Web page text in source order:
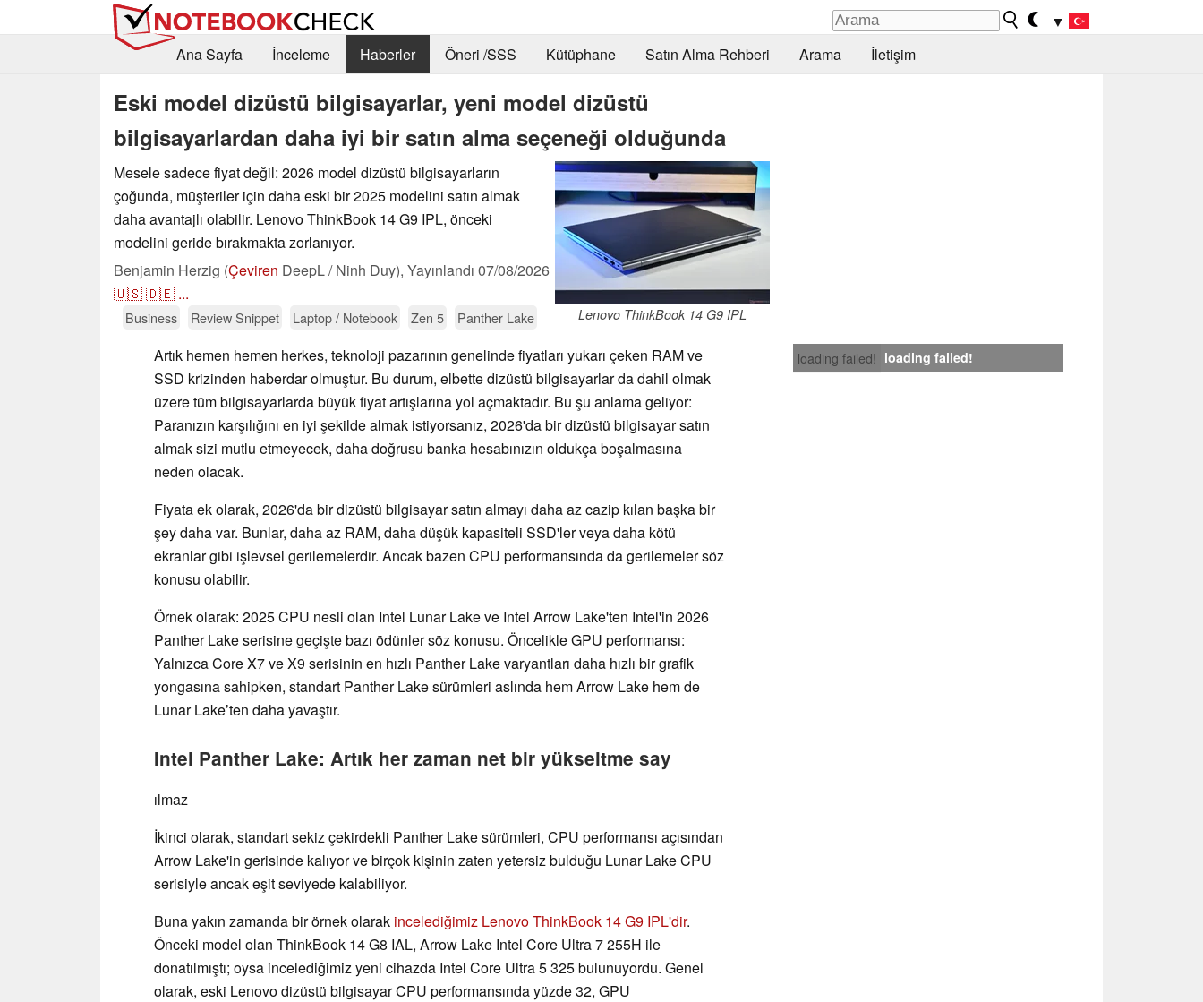
▼
Ana Sayfa
İnceleme Haberler Öneri /SSS Kütüphane Satın Alma Rehberi Arama İletişim
Eski model dizüstü bilgisayarlar, yeni model dizüstü
bilgisayarlardan daha iyi bir satın alma seçeneği olduğunda
Lenovo ThinkBook 14 G9 IPL
Mesele sadece fiyat değil: 2026 model dizüstü bilgisayarların
çoğunda, müşteriler için daha eski bir 2025 modelini satın almak
daha avantajlı olabilir. Lenovo ThinkBook 14 G9 IPL, önceki
modelini geride bırakmakta zorlanıyor.
Benjamin Herzig (Çeviren DeepL / Ninh Duy), Yayınlandı 07/08/2026
🇺🇸🇩🇪 ...
Business Review Snippet Laptop / Notebook Zen 5 Panther Lake
loading failed! loading failed!
Artık hemen hemen herkes, teknoloji pazarının genelinde fiyatları yukarı çeken RAM ve
SSD krizinden haberdar olmuştur. Bu durum, elbette dizüstü bilgisayarlar da dahil olmak
üzere tüm bilgisayarlarda büyük fiyat artışlarına yol açmaktadır. Bu şu anlama geliyor:
Paranızın karşılığını en iyi şekilde almak istiyorsanız, 2026'da bir dizüstü bilgisayar satın
almak sizi mutlu etmeyecek, daha doğrusu banka hesabınızın oldukça boşalmasına
neden olacak.
Fiyata ek olarak, 2026'da bir dizüstü bilgisayar satın almayı daha az cazip kılan başka bir
şey daha var. Bunlar, daha az RAM, daha düşük kapasiteli SSD'ler veya daha kötü
ekranlar gibi işlevsel gerilemelerdir. Ancak bazen CPU performansında da gerilemeler söz
konusu olabilir.
Örnek olarak: 2025 CPU nesli olan Intel Lunar Lake ve Intel Arrow Lake'ten Intel'in 2026
Panther Lake serisine geçişte bazı ödünler söz konusu. Öncelikle GPU performansı:
Yalnızca Core X7 ve X9 serisinin en hızlı Panther Lake varyantları daha hızlı bir grafik
yongasına sahipken, standart Panther Lake sürümleri aslında hem Arrow Lake hem de
Lunar Lake’ten daha yavaştır.
Intel Panther Lake: Artık her zaman net bir yükseltme say
ılmaz
İkinci olarak, standart sekiz çekirdekli Panther Lake sürümleri, CPU performansı açısından
Arrow Lake'in gerisinde kalıyor ve birçok kişinin zaten yetersiz bulduğu Lunar Lake CPU
serisiyle ancak eşit seviyede kalabiliyor.
Buna yakın zamanda bir örnek olarak incelediğimiz Lenovo ThinkBook 14 G9 IPL'dir.
Önceki model olan ThinkBook 14 G8 IAL, Arrow Lake Intel Core Ultra 7 255H ile
donatılmıştı; oysa incelediğimiz yeni cihazda Intel Core Ultra 5 325 bulunuyordu. Genel
olarak, eski Lenovo dizüstü bilgisayar CPU performansında yüzde 32, GPU